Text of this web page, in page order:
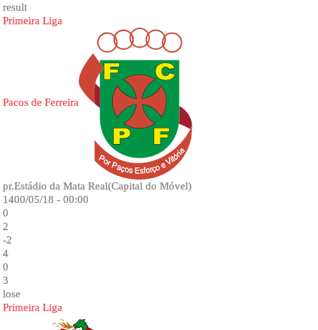
result
Primeira Liga
Pacos de Ferreira
pr.Estádio da Mata Real(Capital do Móvel)
1400/05/18 - 00:00
0
2
-2
4
0
3
lose
Primeira Liga